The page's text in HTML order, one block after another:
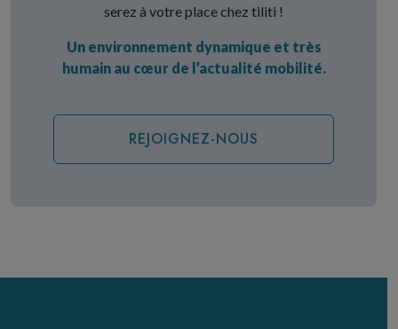
serez à votre place chez tiliti !
Un environnement dynamique et très
humain au cœur de l’actualité mobilité.
REJOIGNEZ-NOUS